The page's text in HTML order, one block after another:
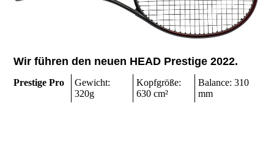
Wir führen den neuen HEAD Prestige 2022.
Prestige Pro
Gewicht:
320g
Kopfgröße:
630 cm²
Balance: 310
mm